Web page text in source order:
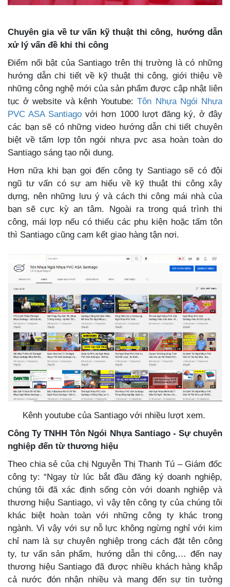
Chuyên gia về tư vấn kỹ thuật thi công, hướng dẫn
xử lý vấn đề khi thi công
Điểm nổi bật của Santiago trên thị trường là có những
hướng dẫn chi tiết về kỹ thuật thi công, giới thiệu về
những công nghệ mới của sản phẩm được cập nhật liên
tục ở website và kênh Youtube:Tôn Nhựa Ngói Nhựa
PVC ASA Santiago với hơn 1000 lượt đăng ký, ở đây
các bạn sẽ có những video hướng dẫn chi tiết chuyên
biệt về tấm lợp tôn ngói nhựa pvc asa hoàn toàn do
Santiago sáng tạo nội dung.
Hơn nữa khi bạn gọi đến công ty Santiago sẽ có đội
ngũ tư vấn có sự am hiểu về kỹ thuật thi công xây
dựng, nên những lưu ý và cách thi công mái nhà của
bạn sẽ cực kỳ an tâm. Ngoài ra trong quá trình thi
công, mái lợp nếu có thiếu các phụ kiện hoặc tấm tôn
thì Santiago cũng cam kết giao hàng tận nơi.
Kênh youtube của Santiago với nhiều lượt xem.
Công Ty TNHH Tôn Ngói Nhựa Santiago - Sự chuyên
nghiệp đến từ thương hiệu
Theo chia sẻ của chị Nguyễn Thị Thanh Tú – Giám đốc
công ty: “Ngay từ lúc bắt đầu đăng ký doanh nghiệp,
chúng tôi đã xác định sống còn với doanh nghiệp và
thương hiệu Santiago, vì vậy tên công ty của chúng tôi
khác biệt hoàn toàn với những công ty khác trong
ngành. Vì vậy với sự nỗ lực không ngừng nghỉ với kim
chỉ nam là sự chuyên nghiệp trong cách đặt tên công
ty, tư vấn sản phẩm, hướng dẫn thi công,… đến nay
thương hiệu Santiago đã được nhiều khách hàng khắp
cả nước đón nhận nhiều và mang đến sự tin tưởng